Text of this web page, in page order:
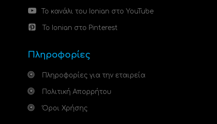
Το κανάλι του Ionian στο YouTube
Το Ionian στο Pinterest
Πληροφορίες
Πληροφορίες για την εταιρεία
Πολιτική Απορρήτου
Όροι Χρήσης